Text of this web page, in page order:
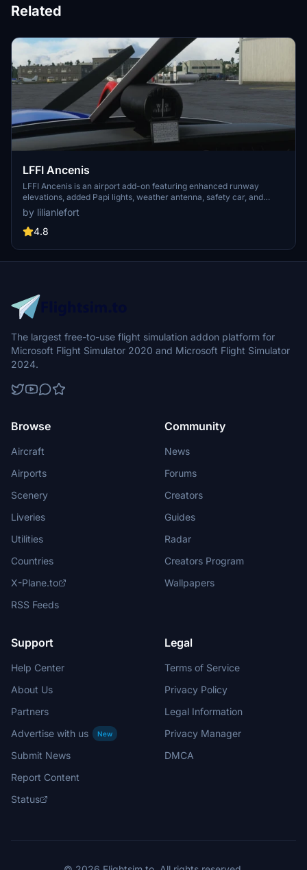
Related
LFFI Ancenis
LFFI Ancenis is an airport add-on featuring enhanced runway
elevations, added Papi lights, weather antenna, safety car, and
updated taxiway markings and signage. This pack also includes a
control tower, air traffic control tour, and various airport structures
for a more realistic flying experience.
by lilianlefort
4.8
The largest free-to-use flight simulation addon platform for
Microsoft Flight Simulator 2020 and Microsoft Flight Simulator
2024.
Browse
Aircraft
Airports
Scenery
Liveries
Utilities
Countries
X-Plane.to
RSS Feeds
Community
News
Forums
Creators
Guides
Radar
Creators Program
Wallpapers
Support
Help Center
About Us
Partners
Advertise with us
New
Submit News
Report Content
Status
Legal
Terms of Service
Privacy Policy
Legal Information
Privacy Manager
DMCA